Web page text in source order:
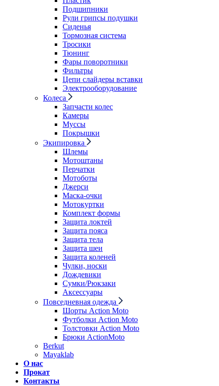
Подшипники
Рули грипсы подушки
Сиденья
Тормозная система
Тросики
Тюнинг
Фары поворотники
Фильтры
Цепи слайдеры вставки
Электрооборудование
Колеса
Запчасти колес
Камеры
Муссы
Покрышки
Экипировка
Шлемы
Мотоштаны
Перчатки
Мотоботы
Джерси
Маска-очки
Мотокуртки
Комплект формы
Защита локтей
Защита пояса
Защита тела
Защита шеи
Защита коленей
Чулки, носки
Дождевики
Сумки/Рюкзаки
Аксессуары
Повседневная одежда
Шорты Action Moto
Футболки Action Moto
Толстовки Action Moto
Брюки ActionMoto
Berkut
Mayaklab
О нас
Прокат
Контакты